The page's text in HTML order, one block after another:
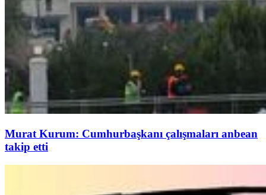
Murat Kurum: Cumhurbaşkanı çalışmaları anbean
takip etti